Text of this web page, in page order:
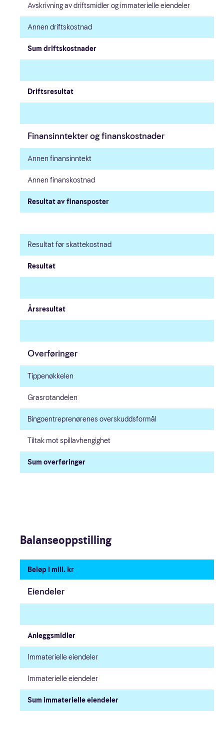
Like muligheter
Fornuftig forbruk
Ledelse
Styret
Interessenter
Om selskapet
Våre spill
Statistikk
Årsberetning
Årsregnskap
Noter
Revisjonsberetning
Eierstyring og selskapsledelse
Årlig klima- og miljørapport
Vesentlighetsanalyse
Likestillingsredegjørelse
Rapport om godtgjørelse til ledende personer
English
Avskrivning av driftsmidler og immaterielle eiendeler
Annen driftskostnad
Sum driftskostnader
Driftsresultat
Finansinntekter og finanskostnader
Annen finansinntekt
Annen finanskostnad
Resultat av finansposter
Resultat før skattekostnad
Resultat
Årsresultat
Overføringer
Tippenøkkelen
Grasrotandelen
Bingoentreprenørenes overskuddsformål
Tiltak mot spillavhengighet
Sum overføringer
Balanseoppstilling
Beløp i mill. kr
Eiendeler
Anleggsmidler
Immaterielle eiendeler
Immaterielle eiendeler
Sum immaterielle eiendeler